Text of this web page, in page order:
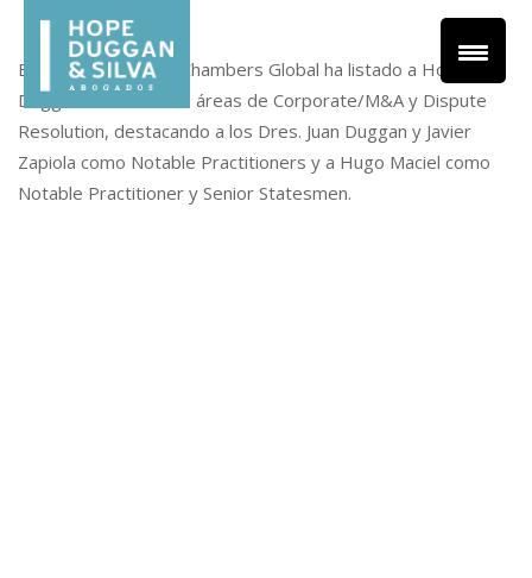
En su edición 2018, Chambers Global ha listado a Hope,
Duggan & Silva en las áreas de Corporate/M&A y Dispute
Resolution, destacando a los Dres. Juan Duggan y Javier
Zapiola como Notable Practitioners y a Hugo Maciel como
Notable Practitioner y Senior Statesmen.